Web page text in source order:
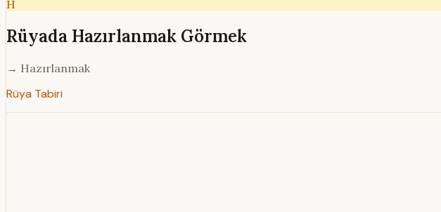
H
Rüyada Hazırlanmak Görmek
→ Hazırlanmak
Rüya Tabiri